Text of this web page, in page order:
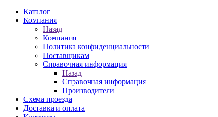
Каталог
Компания
Назад
Компания
Политика конфиденциальности
Поставщикам
Справочная информация
Назад
Справочная информация
Производители
Схема проезда
Доставка и оплата